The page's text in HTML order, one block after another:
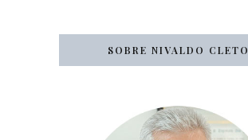
SOBRE NIVALDO CLETO